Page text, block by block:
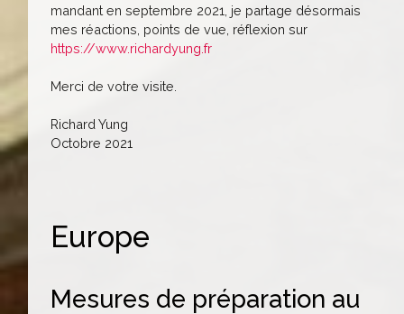
mandant en septembre 2021, je partage désormais
mes réactions, points de vue, réflexion sur
https://www.richardyung.fr
Merci de votre visite.
Richard Yung
Octobre 2021
Europe
Mesures de préparation au